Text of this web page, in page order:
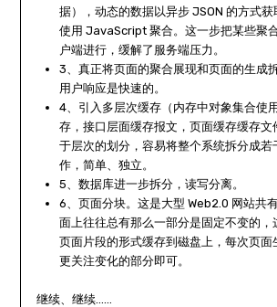
据），动态的数据以异步 JSON 的方式
使用 JavaScript 聚合。这一步把某些聚
户端进行，缓解了服务端压力。
3、真正将页面的聚合展现和页面的生成
用户响应是快速的。
4、引入多层次缓存（内存中对象集合使
存，接口层面缓存报文，页面缓存缓存文
于层次的划分，容易将整个系统拆分成若
作，简单、独立。
5、数据库进一步拆分，读写分离。
6、页面分块。这是大型 Web2.0 网站共
面上往往总有那么一部分是固定不变的，
页面片段的形式缓存到磁盘上，每次页面
更关注变化的部分即可。
继续、继续……